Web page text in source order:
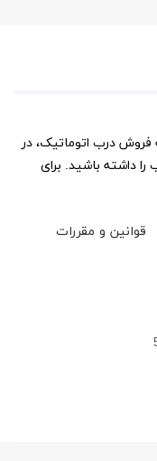
فروش درب اتوماتیک، در
داشته باشید. برای
قوانین و مقررات